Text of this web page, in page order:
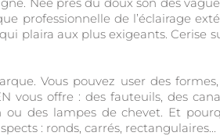
professionnelle de l’éclairage
plaira aux plus exigeants. Cerise
Vous pouvez user des
vous offre : des fauteuils, des
ou des lampes de chevet. Et
: ronds, carrés, rectangulaires...